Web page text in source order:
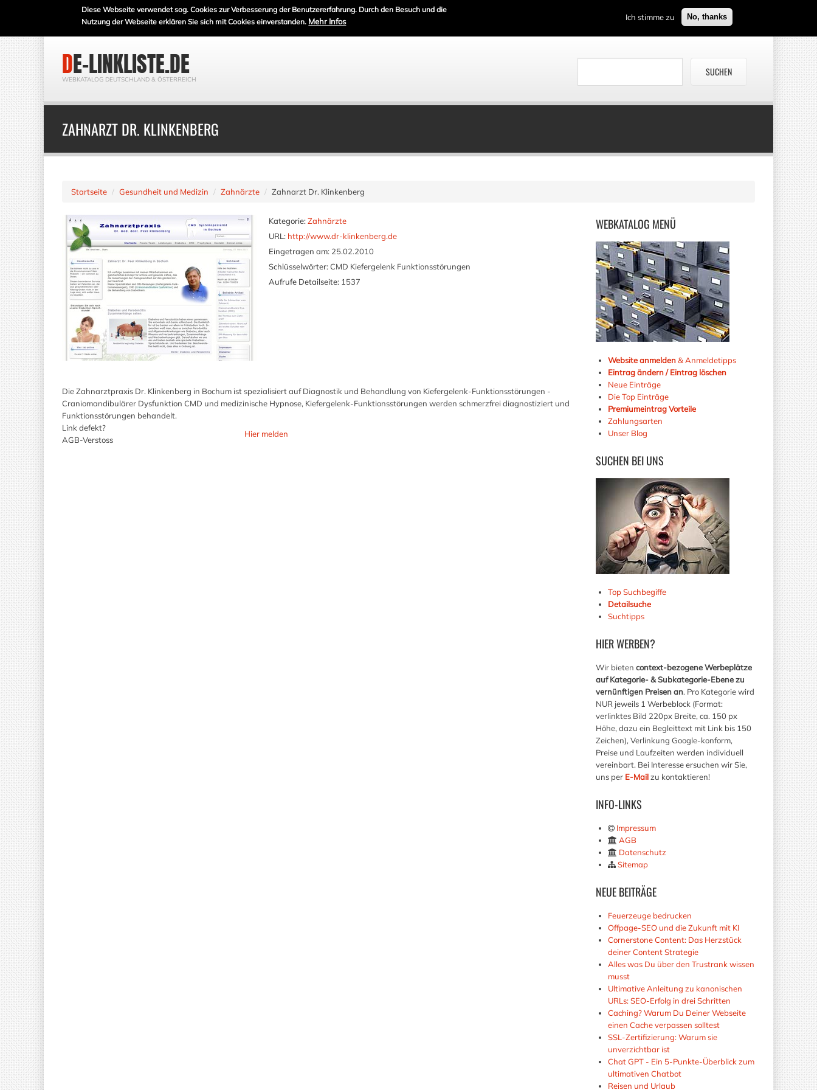
Diese Webseite verwendet sog. Cookies zur Verbesserung der Benutzererfahrung. Durch den Besuch und die
Nutzung der Webseite erklären Sie sich mit Cookies einverstanden. Mehr Infos Ich stimme zu No, thanks
DE-LINKLISTE.DE
WEBKATALOG DEUTSCHLAND & ÖSTERREICH
ZAHNARZT DR. KLINKENBERG
Startseite Gesundheit und Medizin Zahnärzte Zahnarzt Dr. Klinkenberg
WEBKATALOG MENÜ
Website anmelden& Anmeldetipps
Eintrag ändern / Eintrag löschen
Neue Einträge
Die Top Einträge
Premiumeintrag Vorteile
Zahlungsarten
Unser Blog
SUCHEN BEI UNS
Top Suchbegiffe
Detailsuche
Suchtipps
HIERWERBEN?
Wir bieten context-bezogene Werbeplätze
auf Kategorie- & Subkategorie-Ebene zu
vernünftigen Preisen an. Pro Kategorie wird
NUR jeweils 1 Werbeblock (Format:
verlinktes Bild 220px Breite, ca. 150 px
Höhe, dazu ein Begleittext mit Link bis 150
Zeichen), Verlinkung Google-konform,
Preise und Laufzeiten werden individuell
vereinbart. Bei Interesse ersuchen wir Sie,
uns per E-Mailzu kontaktieren!
INFO-LINKS
Impressum
AGB
Datenschutz
Sitemap
NEUEBEITRÄGE
Feuerzeuge bedrucken
Offpage-SEO und die Zukunft mit KI
Cornerstone Content: Das Herzstück
deiner Content Strategie
Alles was Du über den Trustrank wissen
musst
Ultimative Anleitung zu kanonischen
URLs: SEO-Erfolg in drei Schritten
Caching? Warum Du Deiner Webseite
einen Cache verpassen solltest
SSL-Zertifizierung: Warum sie
unverzichtbar ist
Chat GPT - Ein 5-Punkte-Überblick zum
ultimativen Chatbot
Reisen und Urlaub
Kategorie: Zahnärzte
URL: http://www.dr-klinkenberg.de
Eingetragen am: 25.02.2010
Schlüsselwörter: CMD Kiefergelenk Funktionsstörungen
Aufrufe Detailseite: 1537
Die Zahnarztpraxis Dr. Klinkenberg in Bochum ist spezialisiert auf Diagnostik und Behandlung von Kiefergelenk-Funktionsstörungen -
Craniomandibulärer Dysfunktion CMD und medizinische Hypnose, Kiefergelenk-Funktionsstörungen werden schmerzfrei diagnostiziert und
Funktionsstörungen behandelt.
Link defekt?
AGB-Verstoss
Hier melden